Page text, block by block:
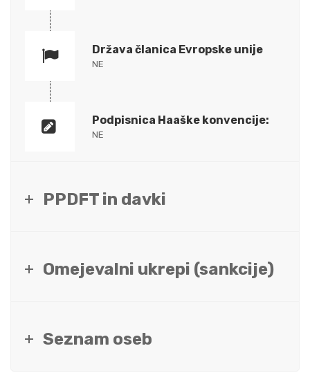
Država članica Evropske unije
NE
Podpisnica Haaške konvencije:
NE
PPDFT in davki
Omejevalni ukrepi (sankcije)
Seznam oseb